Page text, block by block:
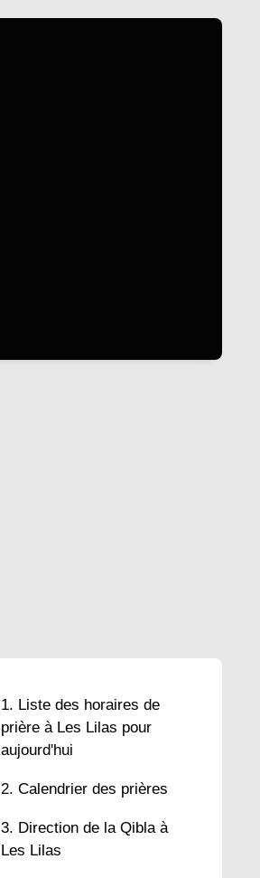
Liste des horaires de
prière à Les Lilas pour
aujourd'hui
Calendrier des prières
Direction de la Qibla à
Les Lilas